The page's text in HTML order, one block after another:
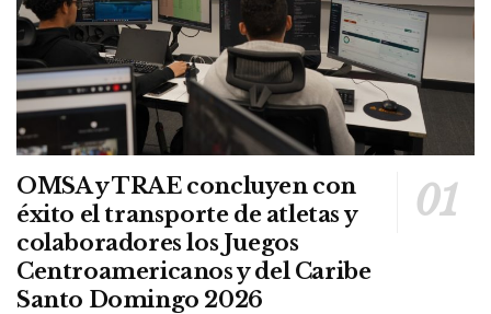
OMSA y TRAE concluyen con
éxito el transporte de atletas y
colaboradores los Juegos
Centroamericanos y del Caribe
Santo Domingo 2026